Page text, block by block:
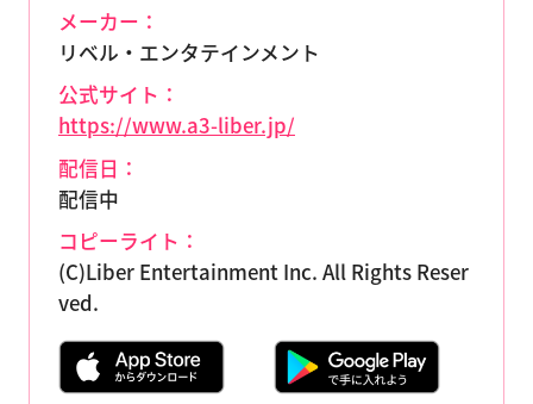
メーカー：
リベル・エンタテインメント
公式サイト：
https://www.a3-liber.jp/
配信日：
配信中
コピーライト：
(C)Liber Entertainment Inc. All Rights Reser
ved.